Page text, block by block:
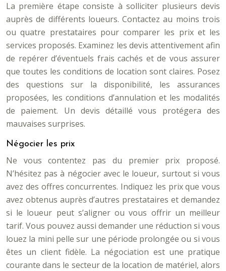
La première étape consiste à solliciter plusieurs devis
auprès de différents loueurs. Contactez au moins trois
ou quatre prestataires pour comparer les prix et les
services proposés. Examinez les devis attentivement afin
de repérer d’éventuels frais cachés et de vous assurer
que toutes les conditions de location sont claires. Posez
des questions sur la disponibilité, les assurances
proposées, les conditions d’annulation et les modalités
de paiement. Un devis détaillé vous protégera des
mauvaises surprises.
Négocier les prix
Ne vous contentez pas du premier prix proposé.
N’hésitez pas à négocier avec le loueur, surtout si vous
avez des offres concurrentes. Indiquez les prix que vous
avez obtenus auprès d’autres prestataires et demandez
si le loueur peut s’aligner ou vous offrir un meilleur
tarif. Vous pouvez aussi demander une réduction si vous
louez la mini pelle sur une période prolongée ou si vous
êtes un client fidèle. La négociation est une pratique
courante dans le secteur de la location de matériel, alors